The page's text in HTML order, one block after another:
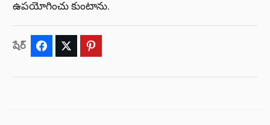
ఉపయోగించు కుంటాను.
షేర్ Facebook Twitter